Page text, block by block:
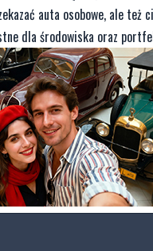
auta osobowe, ale też
dla środowiska oraz